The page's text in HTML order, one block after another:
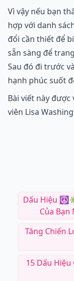
Vì vậy nếu bạn
hợp với danh
đổi cần thiết để
sẵn sàng để
Sau đó đi trước
hạnh phúc suốt
Bài viết này
viên Lisa
Dấu Hiệu
Của
Tăng Chiến
15 Dấu Hiệu